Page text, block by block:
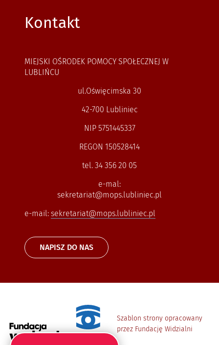
Kontakt
MIEJSKI OŚRODEK POMOCY SPOŁECZNEJ W
LUBLIŃCU
ul.Oświęcimska 30
42-700 Lubliniec
NIP 5751445337
REGON 150528414
tel. 34 356 20 05
e-mal:
sekretariat@mops.lubliniec.pl
e-mail: sekretariat@mops.lubliniec.pl
NAPISZ DO NAS
Szablon strony opracowany
przez Fundację Widzialni